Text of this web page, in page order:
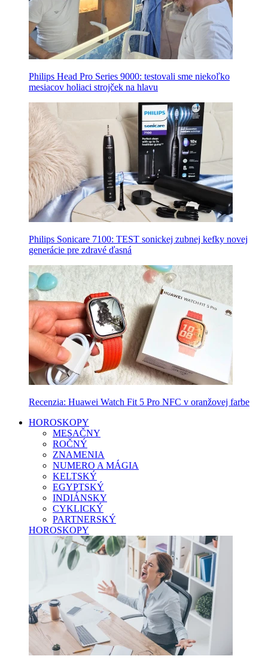
Philips Head Pro Series 9000: testovali sme niekoľko
mesiacov holiaci strojček na hlavu
Philips Sonicare 7100: TEST sonickej zubnej kefky novej
generácie pre zdravé ďasná
Recenzia: Huawei Watch Fit 5 Pro NFC v oranžovej farbe
HOROSKOPY
MESAČNY
ROČNÝ
ZNAMENIA
NUMERO A MÁGIA
KELTSKÝ
EGYPTSKÝ
INDIÁNSKY
CYKLICKÝ
PARTNERSKÝ
HOROSKOPY